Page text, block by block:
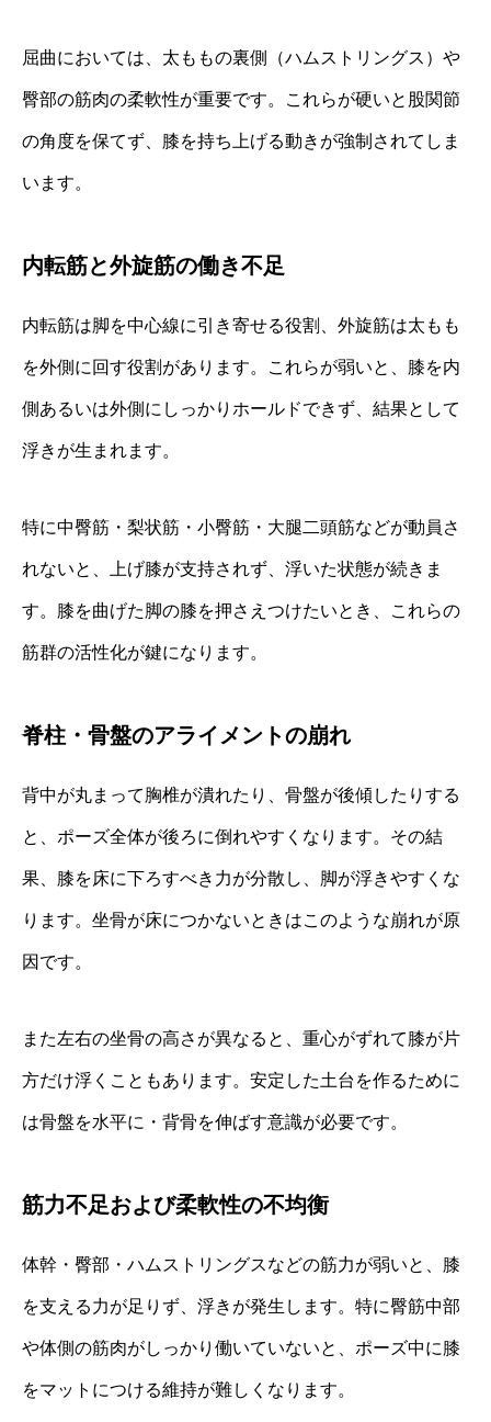
屈曲においては、太ももの裏側（ハムストリングス）や
臀部の筋肉の柔軟性が重要です。これらが硬いと股関節
の角度を保てず、膝を持ち上げる動きが強制されてしま
います。
内転筋と外旋筋の働き不足
内転筋は脚を中心線に引き寄せる役割、外旋筋は太もも
を外側に回す役割があります。これらが弱いと、膝を内
側あるいは外側にしっかりホールドできず、結果として
浮きが生まれます。
特に中臀筋・梨状筋・小臀筋・大腿二頭筋などが動員さ
れないと、上げ膝が支持されず、浮いた状態が続きま
す。膝を曲げた脚の膝を押さえつけたいとき、これらの
筋群の活性化が鍵になります。
脊柱・骨盤のアライメントの崩れ
背中が丸まって胸椎が潰れたり、骨盤が後傾したりする
と、ポーズ全体が後ろに倒れやすくなります。その結
果、膝を床に下ろすべき力が分散し、脚が浮きやすくな
ります。坐骨が床につかないときはこのような崩れが原
因です。
また左右の坐骨の高さが異なると、重心がずれて膝が片
方だけ浮くこともあります。安定した土台を作るために
は骨盤を水平に・背骨を伸ばす意識が必要です。
筋力不足および柔軟性の不均衡
体幹・臀部・ハムストリングスなどの筋力が弱いと、膝
を支える力が足りず、浮きが発生します。特に臀筋中部
や体側の筋肉がしっかり働いていないと、ポーズ中に膝
をマットにつける維持が難しくなります。